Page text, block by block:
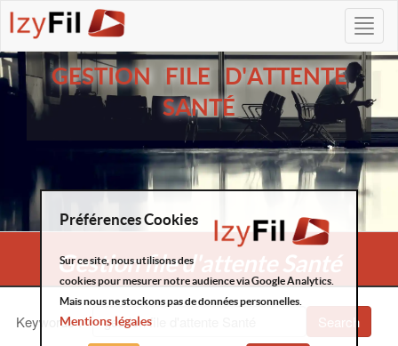
GESTION FILE D'ATTENTE
SANTÉ
Gestion file d'attente Santé
Keywords: Search
Préférences Cookies
Sur ce site, nous utilisons des
cookies pour mesurer notre audience via Google Analytics.
Mais nous ne stockons pas de données personnelles.
Mentions légales